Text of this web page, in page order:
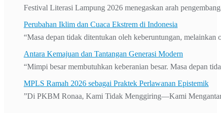
Festival Literasi Lampung 2026 menegaskan arah
Perubahan Iklim dan Cuaca Ekstrem di Indonesia
“Masa depan tidak ditentukan oleh keberuntungan,
Antara Kemajuan dan Tantangan Generasi Modern
“Mimpi besar membutuhkan keberanian besar. Masa depan
MPLS Ramah 2026 sebagai Praktek Perlawanan Epistemik
”Di PKBM Ronaa, Kami Tidak Menggiring—Kami